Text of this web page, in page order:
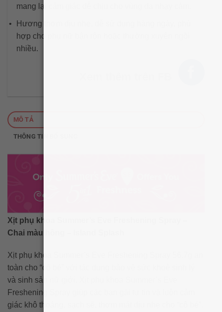
mang lại cảm giác dễ chịu cho vùng da nhạy cảm.
Hương thơm dịu nhẹ, dễ sử dụng hàng ngày, phù
hợp cho phụ nữ bận rộn hoặc thường xuyên ngồi
nhiều.
MÔ TẢ
THÔNG TIN BỔ SUNG
Xịt phụ khoa Summer’s Eve Freshening Spray –
Chai màu hồng – Island Splash
Xịt phụ khoa Summer’s Eve Freshening Spray 56.7g an
toàn cho “cô bé” với tác dụng bảo vệ sức khoẻ sinh lý
và sinh sản nữ giới. Xịt phụ khoa Summer’s Eve
Freshening Spray giúp các bạn gái tự tin và luôn cảm
giác khô thoáng, sạch sẽ, thơm mát dịu nhẹ cho “cô bé”.